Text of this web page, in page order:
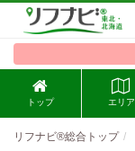
トップ エリア
リフナビ®総合トップ